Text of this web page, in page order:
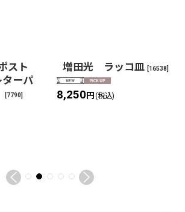
スト
ターパ
[7790]
増田光 ラッコ皿 [16538]
8,250円 (税込)